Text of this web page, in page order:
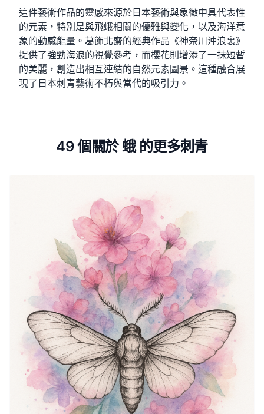
這件藝術作品的靈感來源於日本藝術與象徵中具代表性
的元素，特別是與飛蛾相關的優雅與變化，以及海洋意
象的動感能量。葛飾北齋的經典作品《神奈川沖浪裏》
提供了強勁海浪的視覺參考，而櫻花則增添了一抹短暫
的美麗，創造出相互連結的自然元素圖景。這種融合展
現了日本刺青藝術不朽與當代的吸引力。
49 個關於 蛾 的更多刺青